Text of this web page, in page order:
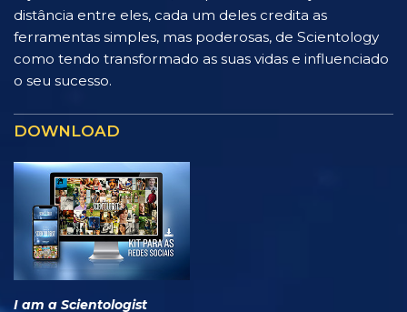
distância entre eles, cada um deles credita as
ferramentas simples, mas poderosas, de Scientology
como tendo transformado as suas vidas e influenciado
o seu sucesso.
DOWNLOAD
I am a Scientologist